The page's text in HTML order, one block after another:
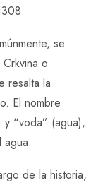
se
o
resalta la
El nombre
“voda” (agua),
de la historia,